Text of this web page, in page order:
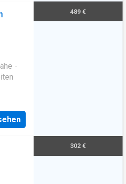
-
489 €
302 €